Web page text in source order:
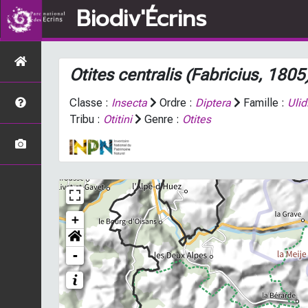
Biodiv'Écrins
Otites centralis(Fabricius,
Classe : Insecta Ordre : Diptera Famille :
Tribu : Otitini Genre : Otites
+
-